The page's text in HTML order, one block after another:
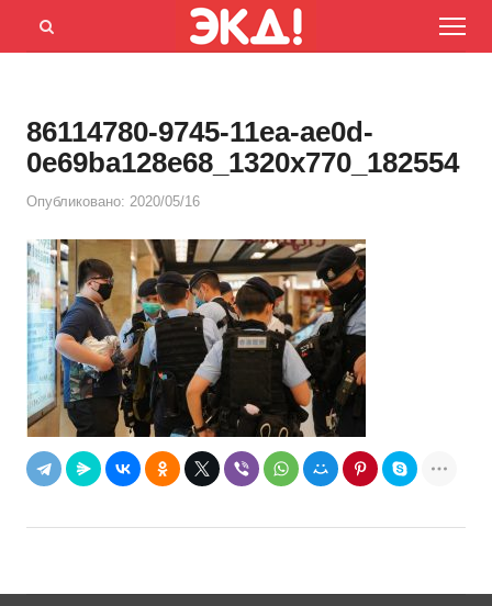
Menu
Открыть
86114780-9745-11ea-ae0d-
0e69ba128e68_1320x770_182554
Опубликовано: 2020/05/16